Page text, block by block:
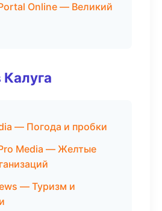
Online — Великий
— Погода и пробки
Media — Желтые
— Туризм и